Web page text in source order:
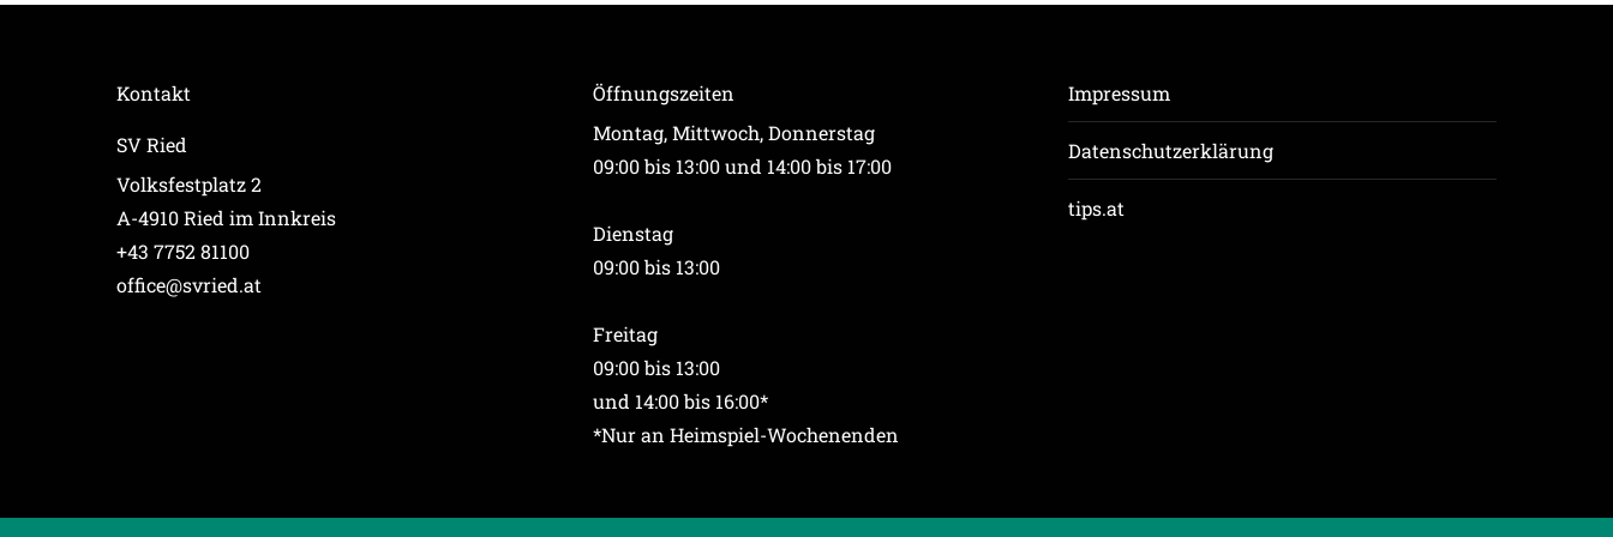
Kontakt
SV Ried
Volksfestplatz 2
A-4910 Ried im Innkreis
+43 7752 81100
office@svried.at
Öffnungszeiten
Montag, Mittwoch, Donnerstag
09:00 bis 13:00 und 14:00 bis 17:00
Dienstag
09:00 bis 13:00
Freitag
09:00 bis 13:00
und 14:00 bis 16:00*
*Nur an Heimspiel-Wochenenden
Impressum
Datenschutzerklärung
tips.at